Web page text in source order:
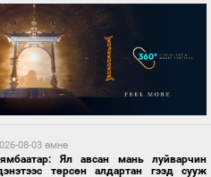
бүртгэгдлээ
08-03 өмнө
Ял авсан мань луйварчин
төрсөн алдартан гээд сууж